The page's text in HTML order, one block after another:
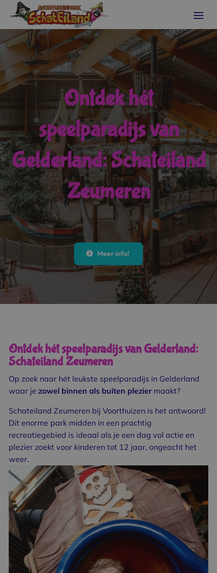
Ontdek hét
speelparadijs van
Gelderland: Schateiland
Zeumeren
Meer info!
Ontdek hét speelparadijs van Gelderland:
Schateiland Zeumeren
Op zoek naar hét leukste speelparadijs in Gelderland
waar je zowel binnen als buiten pleziermaakt?
Schateiland Zeumeren bij Voorthuizen is het antwoord!
Dit enorme park midden in een prachtig
recreatiegebied is ideaal als je een dag vol actie en
plezier zoekt voor kinderen tot 12 jaar, ongeacht het
weer.